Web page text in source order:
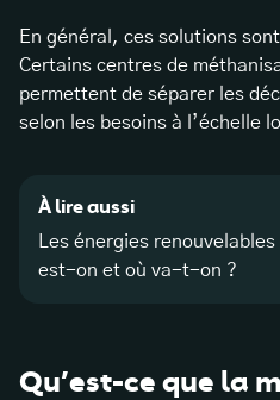
En général, ces solutions
Certains centres de
permettent de séparer les
selon les besoins à l’échelle
À lire aussi
Les énergies
est-on et où va-t-on ?
Qu’est-ce que la